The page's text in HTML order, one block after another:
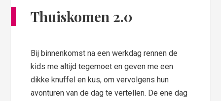
Thuiskomen 2.0
Bij binnenkomst na een werkdag rennen de
kids me altijd tegemoet en geven me een
dikke knuffel en kus, om vervolgens hun
avonturen van de dag te vertellen. De ene dag